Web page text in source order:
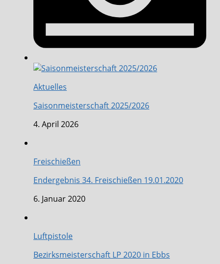
Aktuelles
Saisonmeisterschaft 2025/2026
4. April 2026
Freischießen
Endergebnis 34. Freischießen 19.01.2020
6. Januar 2020
Luftpistole
Bezirksmeisterschaft LP 2020 in Ebbs